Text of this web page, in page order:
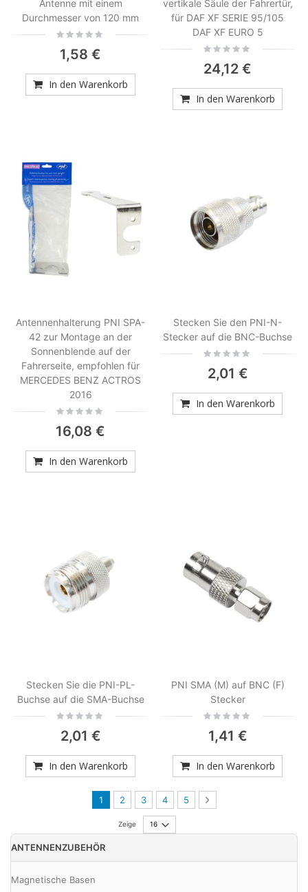
Antenne mit einem
Durchmesser von 120 mm
Rating:
1,58 €
In den Warenkorb
vertikale Säule der Fahrertür,
für DAF XF SERIE 95/105
DAF XF EURO 5
Rating:
24,12 €
In den Warenkorb
Antennenhalterung PNI SPA-
42 zur Montage an der
Sonnenblende auf der
Fahrerseite, empfohlen für
MERCEDES BENZ ACTROS
2016
Rating:
16,08 €
In den Warenkorb
Stecken Sie den PNI-N-
Stecker auf die BNC-Buchse
Rating:
2,01 €
In den Warenkorb
Stecken Sie die PNI-PL-
Buchse auf die SMA-Buchse
Rating:
2,01 €
In den Warenkorb
PNI SMA (M) auf BNC (F)
Stecker
Rating:
1,41 €
In den Warenkorb
SeiteSie lesen gerade die Seite
1 Seite
2 Seite
3 Seite
4 Seite
5 Seite
Weiter
Zeige
ANTENNENZUBEHÖR
Magnetische Basen